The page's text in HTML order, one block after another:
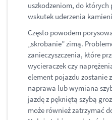
uszkodzeniom, do których
wskutek uderzenia
Często powodem
„skrobanie” zimą.
zanieczyszczenia, które
wycieraczek czy
element pojazdu zostanie
naprawa lub wymiana
jazdę z pękniętą szybą
może również zatrzymać